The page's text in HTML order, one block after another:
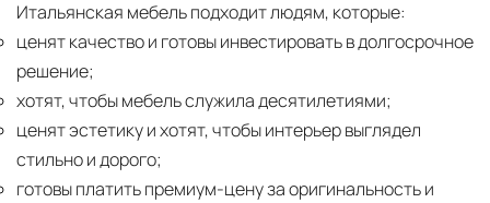
Итальянская мебель подходит людям, которые:
ценят качество и готовы инвестировать в долгосрочное
решение;
хотят, чтобы мебель служила десятилетиями;
ценят эстетику и хотят, чтобы интерьер выглядел
стильно и дорого;
готовы платить премиум-цену за оригинальность и